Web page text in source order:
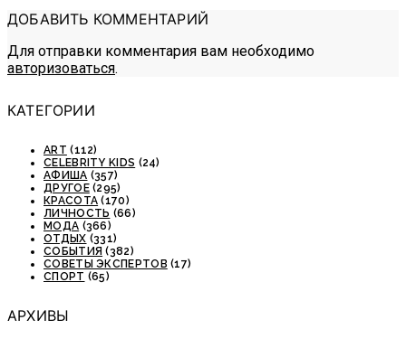
ДОБАВИТЬ КОММЕНТАРИЙ
Для отправки комментария вам необходимо
авторизоваться.
КАТЕГОРИИ
ART (112)
CELEBRITY KIDS (24)
АФИША (357)
ДРУГОЕ(295)
КРАСОТА (170)
ЛИЧНОСТЬ (66)
МОДА (366)
ОТДЫХ (331)
СОБЫТИЯ (382)
СОВЕТЫ ЭКСПЕРТОВ (17)
СПОРТ (65)
АРХИВЫ